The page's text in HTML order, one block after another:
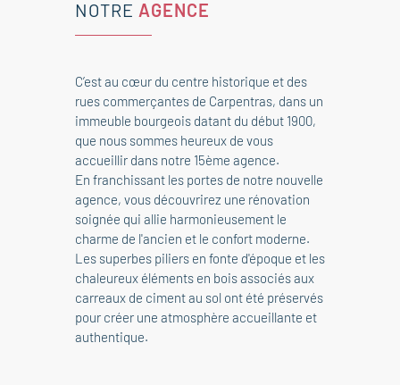
NOTRE AGENCE
C’est au cœur du centre historique et des
rues commerçantes de Carpentras, dans un
immeuble bourgeois datant du début 1900,
que nous sommes heureux de vous
accueillir dans notre 15ème agence.
En franchissant les portes de notre nouvelle
agence, vous découvrirez une rénovation
soignée qui allie harmonieusement le
charme de l'ancien et le confort moderne.
Les superbes piliers en fonte d'époque et les
chaleureux éléments en bois associés aux
carreaux de ciment au sol ont été préservés
pour créer une atmosphère accueillante et
authentique.